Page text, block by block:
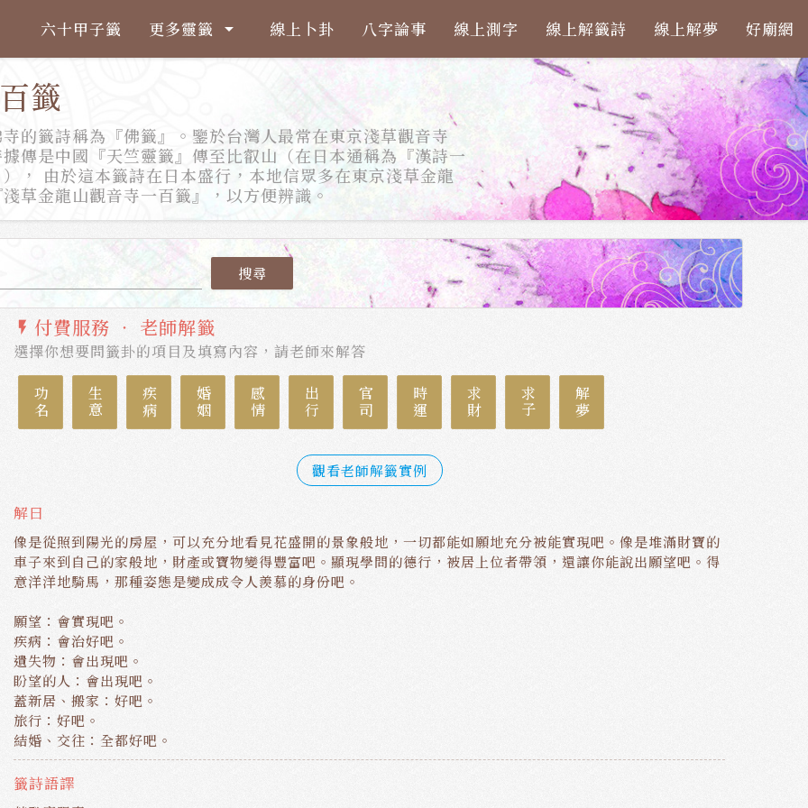
六十甲子籤 更多靈籤 arrow_drop_down 線上卜卦 八字論事 線上測字 線上解籤詩 線上解夢 好廟網
籤
的籤詩稱為『佛籤』。鑒於台灣人最常在東京淺草觀音寺
據傳是中國『天竺靈籤』傳至比叡山（在日本通稱為『漢詩一
， 由於這本籤詩在日本盛行，本地信眾多在東京淺草金龍
草金龍山觀音寺一百籤』，以方便辨識。
搜尋
flash_on 付費服務 ‧ 老師解籤
選擇你想要問籤卦的項目及填寫內容，請老師來解答
功名 生意 疾病 婚姻 感情 出行 官司 時運 求財 求子 解夢
觀看老師解籤實例
解曰
像是從照到陽光的房屋，可以充分地看見花盛開的景象般地，一切都能如願地充分被能實現吧。像是堆滿財寶的
車子來到自己的家般地，財產或寶物變得豐富吧。顯現學問的德行，被居上位者帶領，還讓你能說出願望吧。得
意洋洋地騎馬，那種姿態是變成成令人羨慕的身份吧。
願望：會實現吧。
疾病：會治好吧。
遺失物：會出現吧。
盼望的人：會出現吧。
蓋新居、搬家：好吧。
旅行：好吧。
結婚、交往：全都好吧。
籤詩語譯